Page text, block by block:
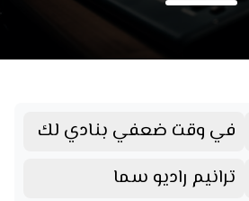
في وقت ضعفي بنادي لك
ترانيم راديو سما